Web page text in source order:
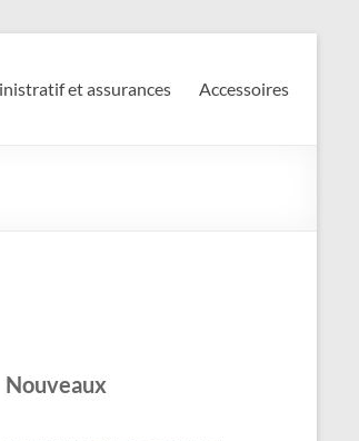
et assurances Accessoires
Nouveaux